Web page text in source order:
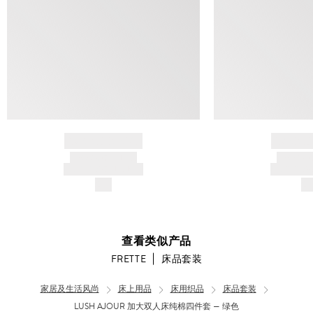
查看类似产品
FRETTE 床品套装
家居及生活风尚 床上用品 床用织品
床品套装
LUSH AJOUR 加大双人床纯棉四件套 — 绿色